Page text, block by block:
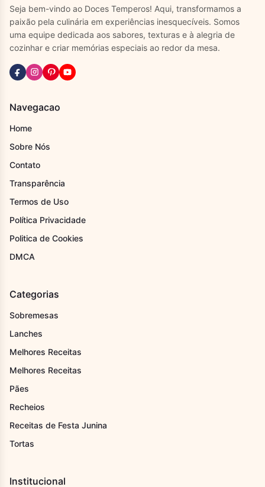
Seja bem-vindo ao Doces Temperos! Aqui, transformamos a
paixão pela culinária em experiências inesquecíveis. Somos
uma equipe dedicada aos sabores, texturas e à alegria de
cozinhar e criar memórias especiais ao redor da mesa.
Navegacao
Home
Sobre Nós
Contato
Transparência
Termos de Uso
Política Privacidade
Politica de Cookies
DMCA
Categorias
Sobremesas
Lanches
Melhores Receitas
Melhores Receitas
Pães
Recheios
Receitas de Festa Junina
Tortas
Institucional